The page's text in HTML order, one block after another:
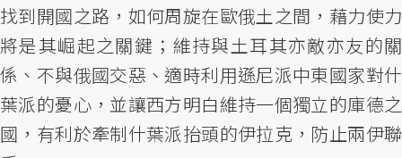
找到開國之路，如何周旋在歐俄土之間，藉力使力
將是其崛起之關鍵；維持與土耳其亦敵亦友的關
係、不與俄國交惡、適時利用遜尼派中東國家對什
葉派的憂心，並讓西方明白維持一個獨立的庫德之
國，有利於牽制什葉派抬頭的伊拉克，防止兩伊聯